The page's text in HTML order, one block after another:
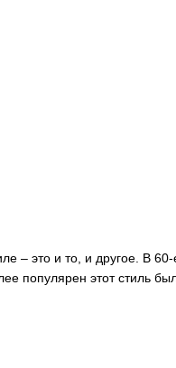
– это и то, и другое. В
популярен этот стиль